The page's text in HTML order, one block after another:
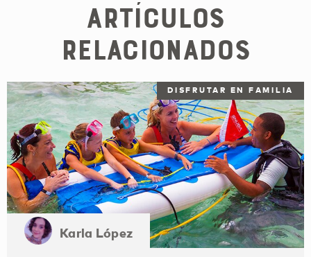
Artículos
relacionados
DISFRUTAR EN FAMILIA
Karla López